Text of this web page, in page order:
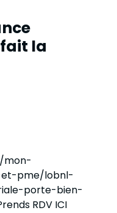
la
mon-
pme/lobnl-
porte-bien-
RDV ICI